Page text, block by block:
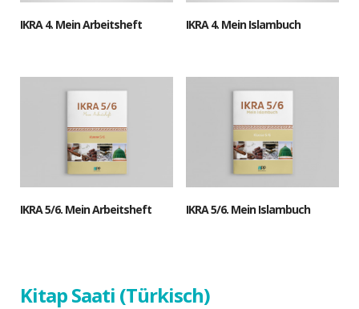
IKRA 4. Mein Arbeitsheft IKRA 4. Mein Islambuch
IKRA 5/6. Mein Arbeitsheft IKRA 5/6. Mein Islambuch
Kitap Saati (Türkisch)